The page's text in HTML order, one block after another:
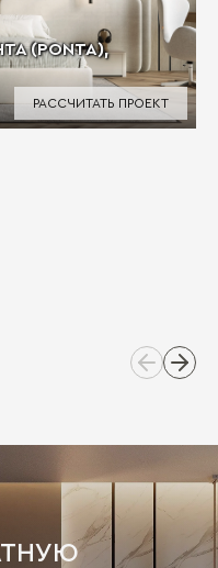
(PONTA),
РАССЧИТАТЬ ПРОЕКТ